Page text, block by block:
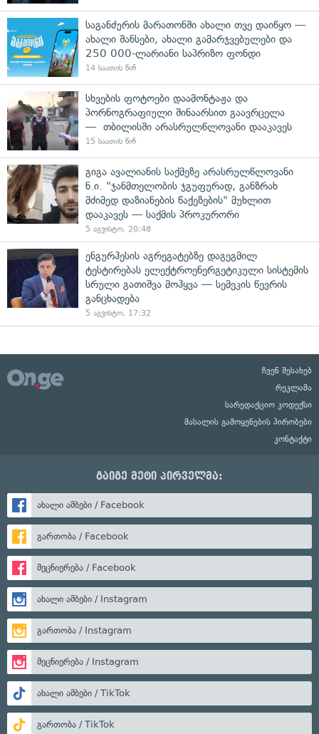
საგანძურის მარათონში ახალი თვე დაიწყო —
ახალი შანსები, ახალი გამარჯვებულები და
250 000-ლარიანი საპრიზო ფონდი
14 საათის წინ
სხვების ფოტოები დაამონტაჟა და
პორნოგრაფიული შინაარსით გაავრცელა
— თბილისში არასრულწლოვანი დააკავეს
15 საათის წინ
გიგა ავალიანის საქმეზე არასრულწლოვანი
ნ.ი. "ჯანმთელობის ჯგუფურად, განზრახ
მძიმედ დაზიანების წაქეზების" მუხლით
დააკავეს — საქმის პროკურორი
5 აგვისტო, 20:48
ენგურჰესის აგრეგატებზე დაგეგმილ
ტესტირებას ელექტროენერგეტიკული სისტემის
სრული გათიშვა მოჰყვა — სემეკის წევრის
განცხადება
5 აგვისტო, 17:32
ჩვენ შესახებ
რეკლამა
სარედაქციო კოდექსი
მასალის გამოყენების პირობები
კონტაქტი
გაიგე მეტი პირველმა:
ახალი ამბები / Facebook
გართობა / Facebook
მეცნიერება / Facebook
ახალი ამბები / Instagram
გართობა / Instagram
მეცნიერება / Instagram
ახალი ამბები / TikTok
გართობა / TikTok